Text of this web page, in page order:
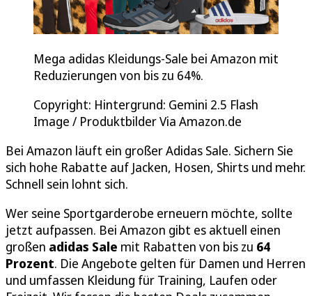
Mega adidas Kleidungs-Sale bei Amazon mit
Reduzierungen von bis zu 64%.
Copyright: Hintergrund: Gemini 2.5 Flash
Image / Produktbilder Via Amazon.de
Bei Amazon läuft ein großer Adidas Sale. Sichern Sie
sich hohe Rabatte auf Jacken, Hosen, Shirts und mehr.
Schnell sein lohnt sich.
Wer seine Sportgarderobe erneuern möchte, sollte
jetzt aufpassen. Bei Amazon gibt es aktuell einen
großen adidas Sale mit Rabatten von bis zu 64
Prozent. Die Angebote gelten für Damen und Herren
und umfassen Kleidung für Training, Laufen oder